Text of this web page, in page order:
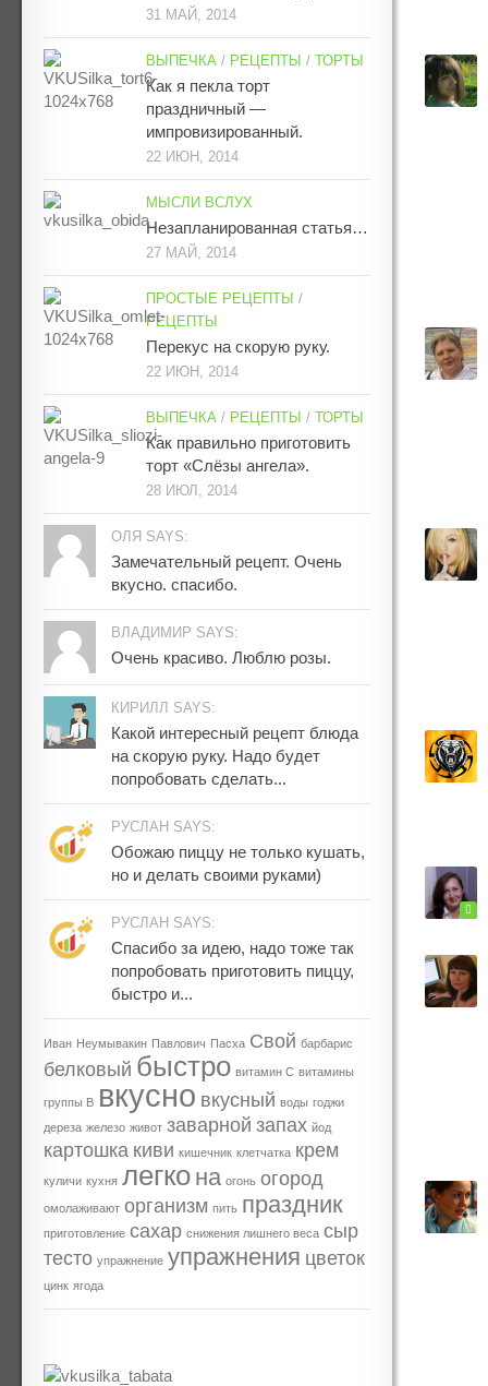
31 МАЙ, 2014
ВЫПЕЧКА / РЕЦЕПТЫ / ТОРТЫ
Как я пекла торт
праздничный —
импровизированный.
22 ИЮН, 2014
МЫСЛИ ВСЛУХ
Незапланированная статья…
27 МАЙ, 2014
ПРОСТЫЕ РЕЦЕПТЫ /
РЕЦЕПТЫ
Перекус на скорую руку.
22 ИЮН, 2014
ВЫПЕЧКА / РЕЦЕПТЫ / ТОРТЫ
Как правильно приготовить
торт «Слёзы ангела».
28 ИЮЛ, 2014
ОЛЯ SAYS:
Замечательный рецепт. Очень
вкусно. спасибо.
ВЛАДИМИР SAYS:
Очень красиво. Люблю розы.
КИРИЛЛ SAYS:
Какой интересный рецепт блюда
на скорую руку. Надо будет
попробовать сделать...
РУСЛАН SAYS:
Обожаю пиццу не только кушать,
но и делать своими руками)
РУСЛАН SAYS:
Спасибо за идею, надо тоже так
попробовать приготовить пиццу,
быстро и...
Иван Неумывакин Павлович Пасха Свой барбарис
белковый быстро витамин С витамины
группы В вкусно вкусный воды годжи
дереза железо живот заварной запах йод
картошка киви кишечник клетчатка крем
куличи кухня легко на огонь огород
омолаживают организм пить праздник
приготовление сахар снижения лишнего веса сыр
тесто упражнение упражнения цветок
цинк ягода